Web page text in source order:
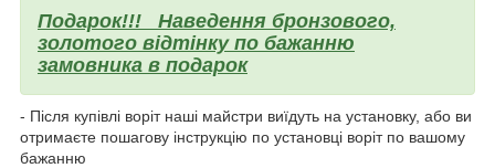
Подарок!!! Наведення бронзового,
золотого відтінку по бажанню
замовника в подарок
- Після купівлі воріт наші майстри виїдуть на установку, або ви
отримаєте пошагову інструкцію по установці воріт по вашому
бажанню